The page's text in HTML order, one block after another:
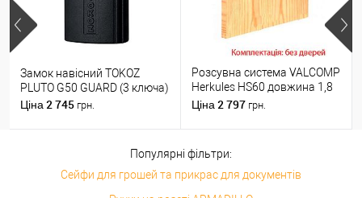
Замок навісний TOKOZ
PLUTO G50 GUARD (3 ключа)
Ціна 2 745 грн.
Розсувна система VALCOMP
Herkules HS60 довжина 1,8
м на 1 полотно вагою до 60
Ціна 2 797 грн.
Популярні фільтри:
Сейфи для грошей та прикрас для документів